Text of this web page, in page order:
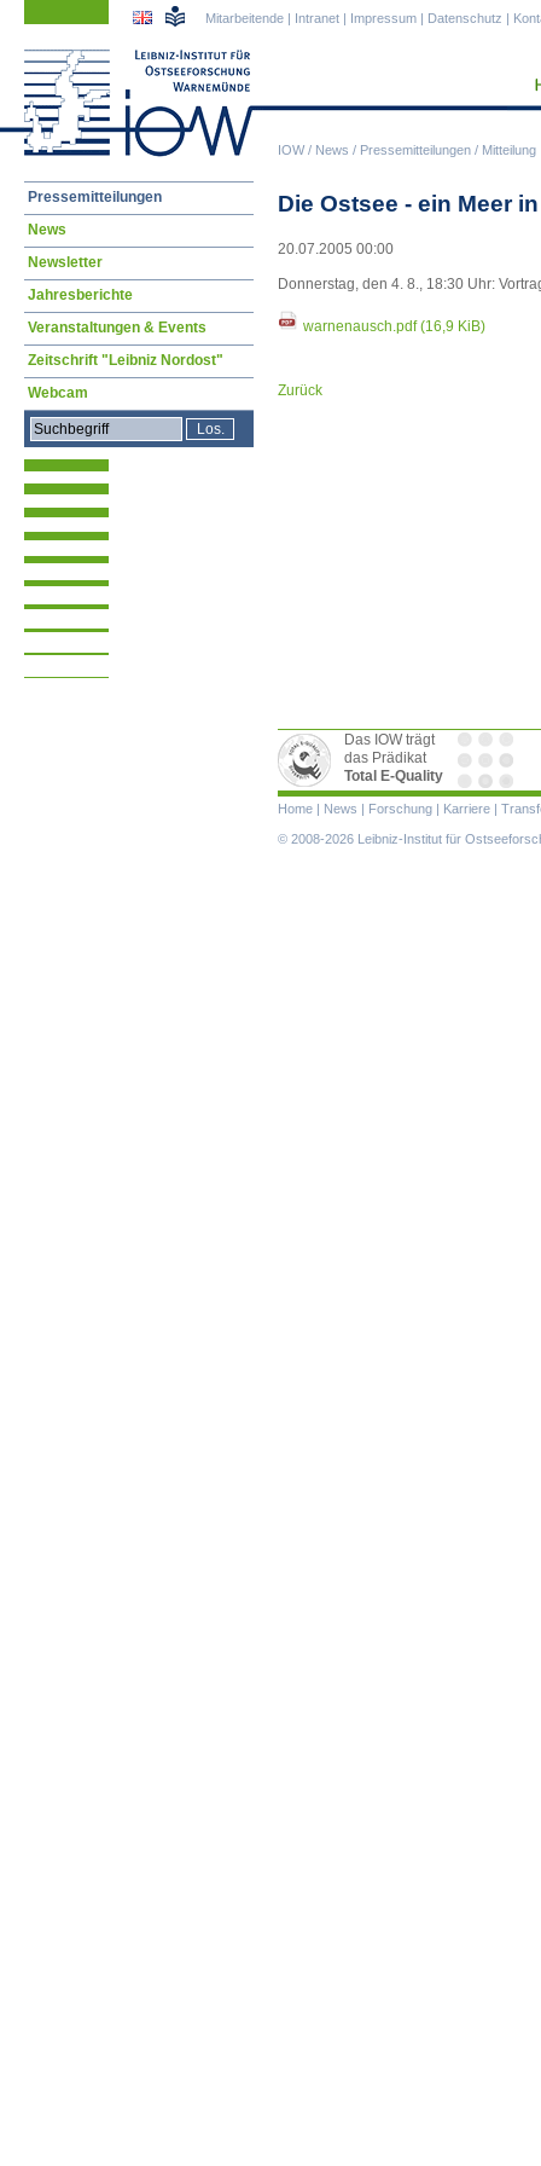
IOW/ News / Pressemitteilungen / Mitteilung
Mitarbeitende | Intranet | Impressum | Datenschutz |
Die Ostsee - ein Meer
20.07.2005 00:00
Donnerstag, den 4. 8., 18:30 Uhr:
warnenausch.pdf(16,9 KiB)
Zurück
Navigation
Pressemitteilungen
News
Newsletter
Jahresberichte
Veranstaltungen & Events
Zeitschrift "Leibniz Nordost"
Webcam
Das IOW trägt
das Prädikat
Total E-Quality
Navigation
überspringen
Home | News | Forschung | Karriere |
© 2008-2026 Leibniz-Institut für